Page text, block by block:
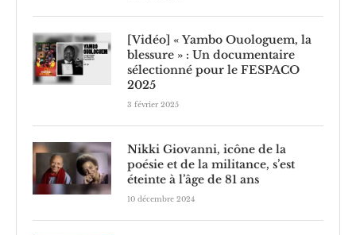
[Vidéo] « Yambo Ouologuem, la
blessure » : Un documentaire
sélectionné pour le FESPACO
2025
3 février 2025
Nikki Giovanni, icône de la
poésie et de la militance, s’est
éteinte à l’âge de 81 ans
10 décembre 2024